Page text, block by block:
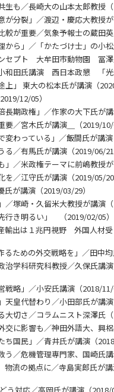
も／長崎大の山本太郎教授
分裂」／渡辺・慶応大教授
が重要／気象予報士の蔵田
から」／「かたづけ士」の小
セプト 大牟田市動物園 冨
和田氏講演 西日本政懇 「
上」 東大の松本氏が講演（
12/05）
長期政権」／作家の大下氏が
要／宮木氏が講演＿（2019/
変わっている」／飯間氏が講
／有馬氏が講演（2019/06/
」／米政権テーマに前嶋教授
を／江守氏が講演（2019/05/
が講演（2019/03/29）
／塚崎・久留米大教授が講演
き明るい」 （2019/02/05）
出は１兆円視野 外国人材受
ための外交戦略を」／田中
学科研究科教授／久保氏講
戦略」／小安氏講演（2018/
皇代替わり／小田部氏が講
切さ／コラムニスト深澤氏
に影響も／神田外語大、興
国民」／青井氏が講演（
／危機管理専門家、国崎氏
流の拠点に／寺島実郎氏が